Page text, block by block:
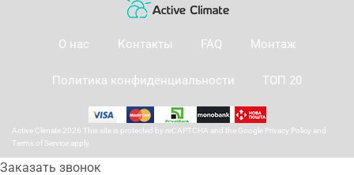
О нас Контакты FAQ Монтаж
Политика конфиденциальности ТОП 20
Active Climate 2026 This site is protected by reCAPTCHA and the Google Privacy Policy and
Terms of Service apply.
Заказать звонок